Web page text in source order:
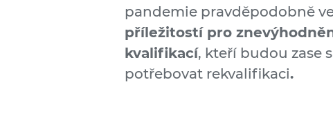
pandemie pravděpodobně
příležitostí pro
kvalifikací, kteří budou zase
potřebovat rekvalifikaci.